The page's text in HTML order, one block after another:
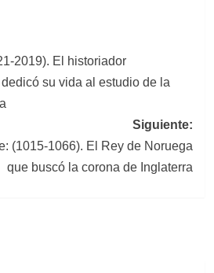
2019). El historiador
su vida al estudio de la
Siguiente:
(1015-1066). El Rey de Noruega
que buscó la corona de Inglaterra